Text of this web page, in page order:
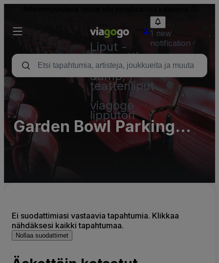
Liput -
konsertti,
urheilu
&amp;
teatteriliput
viagogo
lipputori
1 new
notification
Garden Bowl Parking
Lots (InActive)
Ei suodattimiasi vastaavia tapahtumia. Klikkaa
nähdäksesi kaikki tapahtumaa.
Nollaa suodattimet